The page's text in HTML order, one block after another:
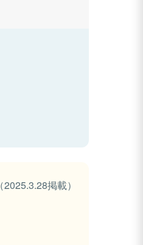
（2025.3.28掲載）